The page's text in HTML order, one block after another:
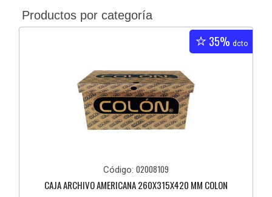
Productos por categoría
35% dcto
Código: 02008109
CAJA ARCHIVO AMERICANA 260X315X420 MM COLON